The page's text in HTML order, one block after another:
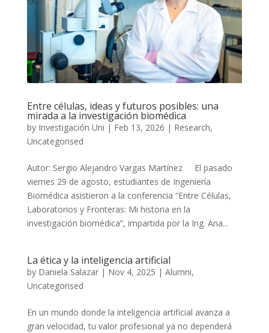
Entre células, ideas y futuros posibles: una
mirada a la investigación biomédica
by Investigación Uni | Feb 13, 2026 | Research,
Uncategorised
Autor: Sergio Alejandro Vargas Martínez El pasado
viernes 29 de agosto, estudiantes de Ingeniería
Biomédica asistieron a la conferencia “Entre Células,
Laboratorios y Fronteras: Mi historia en la
investigación biomédica”, impartida por la Ing. Ana...
La ética y la inteligencia artificial
by Daniela Salazar| Nov 4, 2025 | Alumni,
Uncategorised
En un mundo donde la inteligencia artificial avanza a
gran velocidad, tu valor profesional ya no dependerá